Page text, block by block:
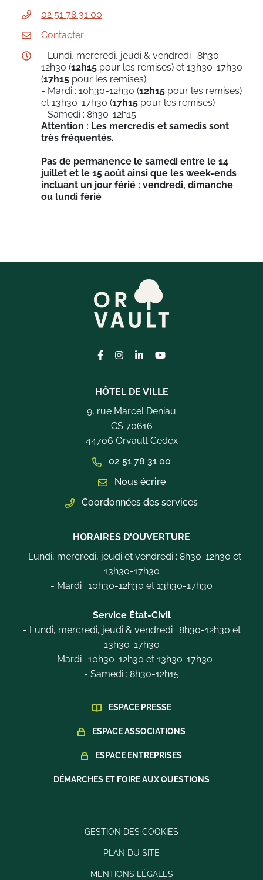
02 51 78 31 00
Contacter
- Lundi, mercredi, jeudi & vendredi : 8h30-
12h30 (12h15 pour les remises) et 13h30-17h30
(17h15 pour les remises)
- Mardi : 10h30-12h30 (12h15 pour les remises)
et 13h30-17h30 (17h15 pour les remises)
- Samedi : 8h30-12h15
Attention : Les mercredis et samedis sont
très fréquentés.
Pas de permanence le samedi entre le 14
juillet et le 15 août ainsi que les week-ends
incluant un jour férié : vendredi, dimanche
ou lundi férié
Lien vers le compte Facebook
Lien vers le compte Instagram
Lien vers le compte Linkedin
Lien vers la chaîne
HÔTEL DE VILLE
9, rue Marcel Deniau
CS 70616
44706 Orvault Cedex
02 51 78 31 00
Nous écrire
Coordonnées des services
HORAIRES D'OUVERTURE
- Lundi, mercredi, jeudi et vendredi : 8h30-12h30 et
13h30-17h30
- Mardi : 10h30-12h30 et 13h30-17h30
Service État-Civil
- Lundi, mercredi, jeudi & vendredi : 8h30-12h30 et
13h30-17h30
- Mardi : 10h30-12h30 et 13h30-17h30
- Samedi : 8h30-12h15
ESPACE PRESSE
ESPACE ASSOCIATIONS
ESPACE ENTREPRISES
DÉMARCHES ET FOIRE AUX QUESTIONS
GESTION DES COOKIES
PLAN DU SITE
MENTIONS LÉGALES